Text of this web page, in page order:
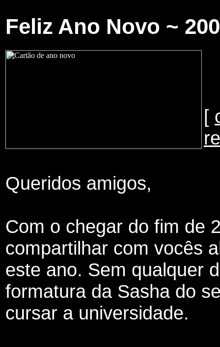
Feliz Ano Novo ~
[
Queridos amigos,
Com o chegar do fim de
compartilhar com vocês
este ano. Sem qualquer
formatura da Sasha do
cursar a universidade.